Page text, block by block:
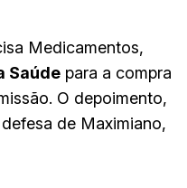
Medicamentos,
Saúde para a compra
O depoimento,
de Maximiano,